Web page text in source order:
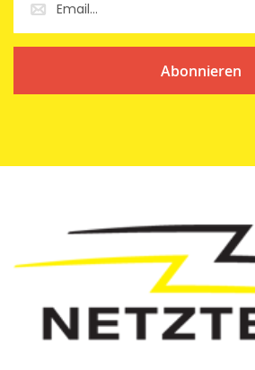
Abonnieren